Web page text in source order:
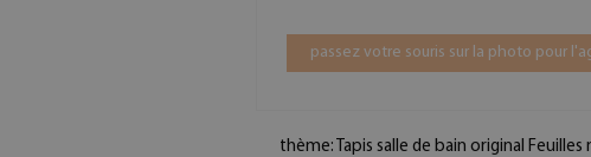
passez votre souris sur la photo pour
thème: Tapis salle de bain original Feuilles